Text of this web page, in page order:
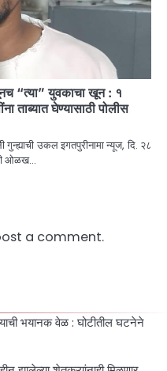
“त्या” युवकाचा खून : १
ताब्यात घेण्यासाठी पोलीस
उकल इगतपुरीनामा न्यूज, दि. २८
ओळख…
a comment.
भयानक वेळ : घोटीतील घटनेने